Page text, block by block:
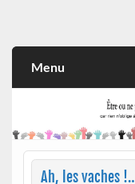
et commerciale
Menu
Ah, les vaches